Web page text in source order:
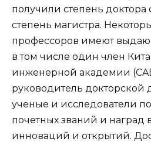
получили степень
степень магистра.
профессоров имеют
в том числе один член
инженерной академии
руководитель
ученые и исследователи
почетных званий и наград
инноваций и открытий.